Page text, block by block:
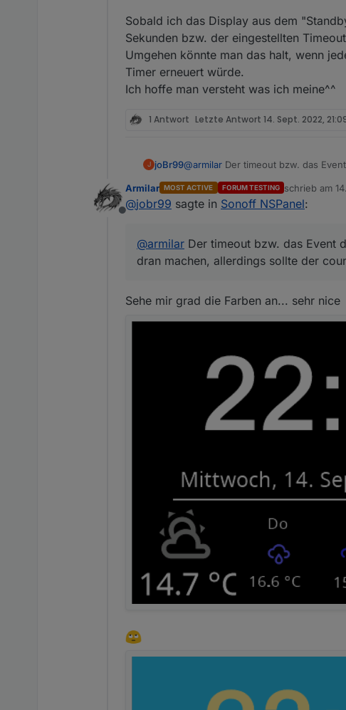
Sobald ich das Display aus dem
Sekunden bzw. der eingestellten
Umgehen könnte man das halt, wenn
Timer erneuert würde.
Ich hoffe man versteht was ich meine^^
1 Antwort Letzte Antwort 14. Sept. 2022,
J joBr99@armilar Der timeout bzw. das
Offline
Armilar MOST ACTIVE FORUM TESTING schrieb am
zuletzt
@jobr99 sagte in Sonoff NSPanel:
@armilar Der timeout bzw. das Event
dran machen, allerdings sollte der
Sehe mir grad die Farben an... sehr nice